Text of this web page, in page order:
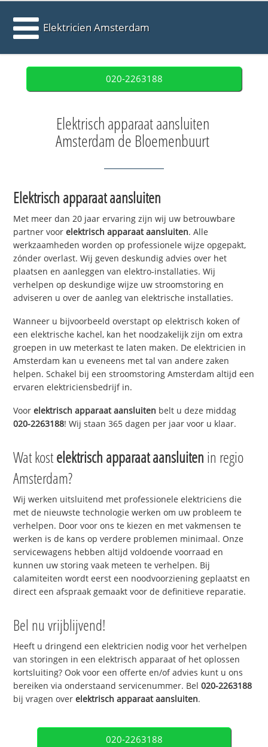
Elektricien Amsterdam
020-2263188
Elektrisch apparaat aansluiten
Amsterdam de Bloemenbuurt
Elektrisch apparaat aansluiten
Met meer dan 20 jaar ervaring zijn wij uw betrouwbare
partner voorelektrisch apparaat aansluiten. Alle
werkzaamheden worden op professionele wijze opgepakt,
zónder overlast. Wij geven deskundig advies over het
plaatsen en aanleggen van elektro-installaties. Wij
verhelpen op deskundige wijze uw stroomstoring en
adviseren u over de aanleg van elektrische installaties.
Wanneer u bijvoorbeeld overstapt op elektrisch koken of
een elektrische kachel, kan het noodzakelijk zijn om extra
groepen in uw meterkast te laten maken. De elektricien in
Amsterdam kan u eveneens met tal van andere zaken
helpen. Schakel bij een stroomstoring Amsterdam altijd een
ervaren elektriciensbedrijf in.
Voorelektrisch apparaat aansluiten belt u deze middag
020-2263188! Wij staan 365 dagen per jaar voor u klaar.
Wat kostelektrisch apparaat aansluiten in regio
Amsterdam?
Wij werken uitsluitend met professionele elektriciens die
met de nieuwste technologie werken om uw probleem te
verhelpen. Door voor ons te kiezen en met vakmensen te
werken is de kans op verdere problemen minimaal. Onze
servicewagens hebben altijd voldoende voorraad en
kunnen uw storing vaak meteen te verhelpen. Bij
calamiteiten wordt eerst een noodvoorziening geplaatst en
direct een afspraak gemaakt voor de definitieve reparatie.
Bel nu vrijblijvend!
Heeft u dringend een elektricien nodig voor het verhelpen
van storingen in een elektrisch apparaat of het oplossen
kortsluiting? Ook voor een offerte en/of advies kunt u ons
bereiken via onderstaand servicenummer. Bel020-2263188
bij vragen overelektrisch apparaat aansluiten.
020-2263188